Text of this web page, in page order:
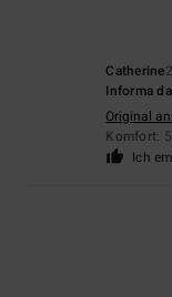
Catherine
Informa
Original
Komfort: 5
Ich